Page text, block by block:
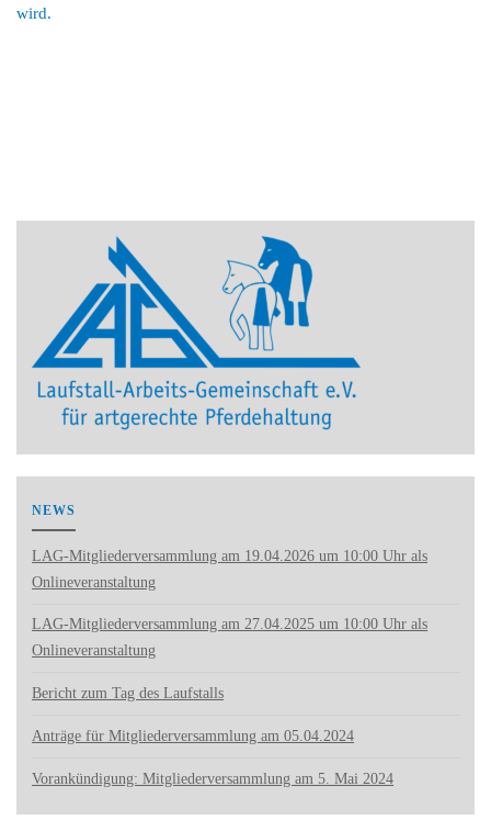
wird.
NEWS
LAG-Mitgliederversammlung am 19.04.2026 um 10:00 Uhr als
Onlineveranstaltung
LAG-Mitgliederversammlung am 27.04.2025 um 10:00 Uhr als
Onlineveranstaltung
Bericht zum Tag des Laufstalls
Anträge für Mitgliederversammlung am 05.04.2024
Vorankündigung: Mitgliederversammlung am 5. Mai 2024